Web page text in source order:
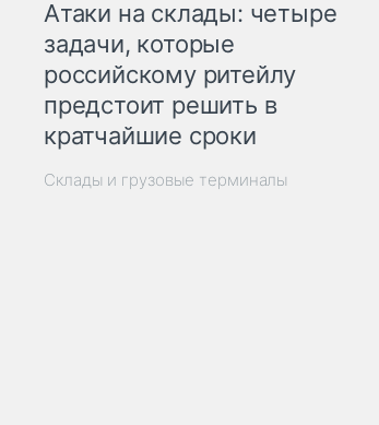
Атаки на склады: четыре
задачи, которые
российскому ритейлу
предстоит решить в
кратчайшие сроки
Склады и грузовые терминалы